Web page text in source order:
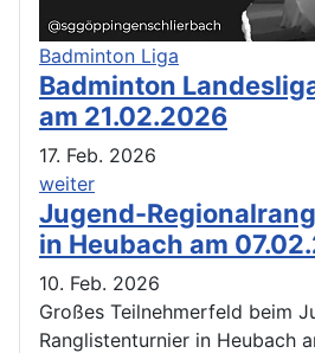
Badminton Liga
Badminton
am 21.02.2026
17. Feb. 2026
weiter
Jugend-
in Heubach am
10. Feb. 2026
Großes Teilnehmerfeld beim
Ranglistenturnier in Heubach